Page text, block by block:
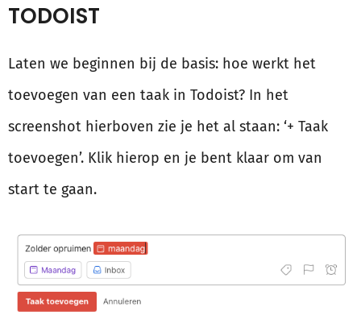
TODOIST
Laten we beginnen bij de basis: hoe werkt het
toevoegen van een taak in Todoist? In het
screenshot hierboven zie je het al staan: ‘+ Taak
toevoegen’. Klik hierop en je bent klaar om van
start te gaan.